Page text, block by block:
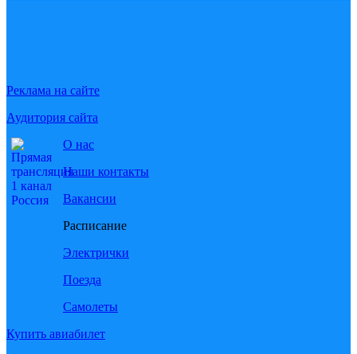
Реклама на сайте
Аудитория сайта
О нас
Наши контакты
Вакансии
Расписание
Электрички
Поезда
Самолеты
Купить авиабилет